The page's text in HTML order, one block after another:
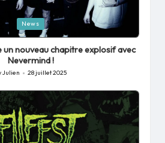
News
un nouveau chapitre explosif avec
Nevermind !
Julien 28 juillet 2025